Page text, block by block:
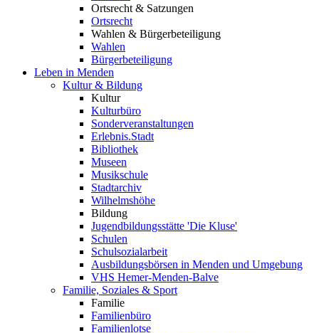
Ortsrecht & Satzungen
Ortsrecht
Wahlen & Bürgerbeteiligung
Wahlen
Bürgerbeteiligung
Leben in Menden
Kultur & Bildung
Kultur
Kulturbüro
Sonderveranstaltungen
Erlebnis.Stadt
Bibliothek
Museen
Musikschule
Stadtarchiv
Wilhelmshöhe
Bildung
Jugendbildungsstätte 'Die Kluse'
Schulen
Schulsozialarbeit
Ausbildungsbörsen in Menden und Umgebung
VHS Hemer-Menden-Balve
Familie, Soziales & Sport
Familie
Familienbüro
Familienlotse